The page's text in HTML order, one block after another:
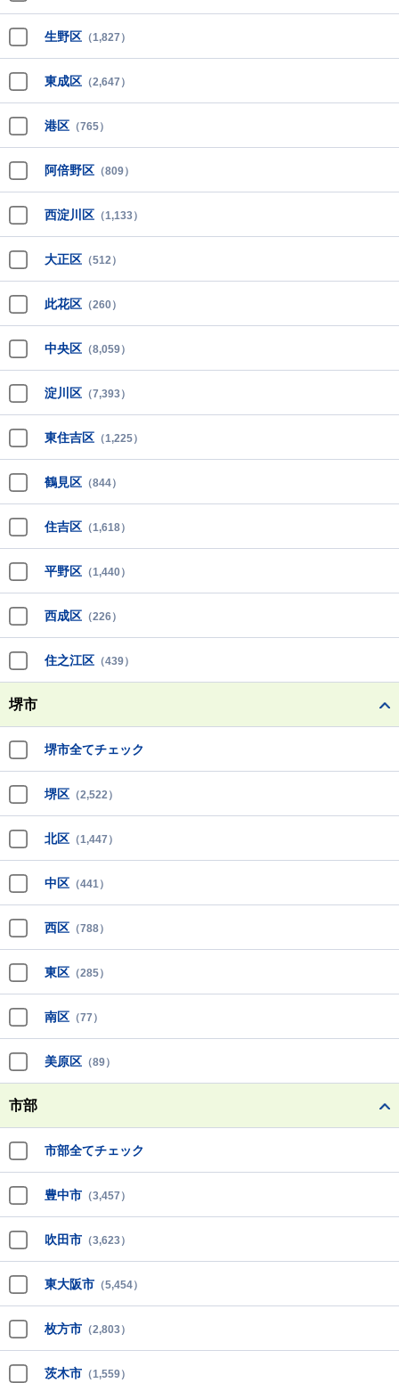
生野区 （1,827）
東成区 （2,647）
港区 （765）
阿倍野区 （809）
西淀川区 （1,133）
大正区 （512）
此花区 （260）
中央区 （8,059）
淀川区 （7,393）
東住吉区 （1,225）
鶴見区 （844）
住吉区 （1,618）
平野区 （1,440）
西成区 （226）
住之江区 （439）
堺市
堺市全てチェック
堺区 （2,522）
北区 （1,447）
中区 （441）
西区 （788）
東区 （285）
南区 （77）
美原区 （89）
市部
市部全てチェック
豊中市 （3,457）
吹田市 （3,623）
東大阪市 （5,454）
枚方市 （2,803）
茨木市 （1,559）